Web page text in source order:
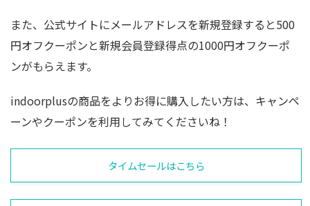
また、公式サイトにメールアドレスを新規登録すると500
円オフクーポンと新規会員登録得点の1000円オフクーポ
ンがもらえます。
indoorplusの商品をよりお得に購入したい方は、キャンペ
ーンやクーポンを利用してみてくださいね！
タイムセールはこちら